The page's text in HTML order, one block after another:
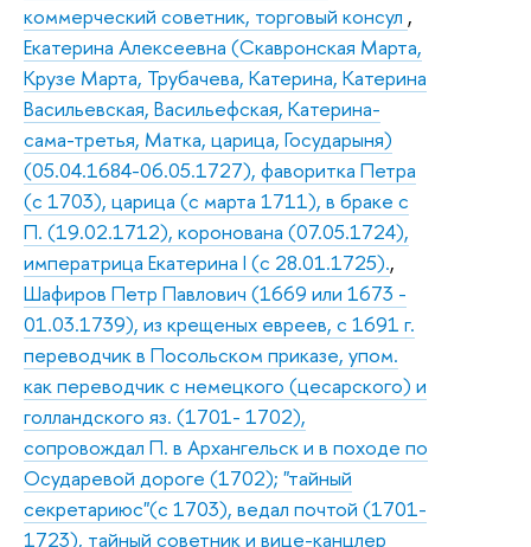
коммерческий советник, торговый консул ,
Екатерина Алексеевна (Скавронская Марта,
Крузе Марта, Трубачева, Катерина, Катерина
Васильевская, Васильефская, Катерина-
сама-третья, Матка, царица, Государыня)
(05.04.1684-06.05.1727), фаворитка Петра
(с 1703), царица (с марта 1711), в браке с
П. (19.02.1712), коронована (07.05.1724),
императрица Екатерина I (с 28.01.1725).,
Шафиров Петр Павлович (1669 или 1673 -
01.03.1739), из крещеных евреев, с 1691 г.
переводчик в Посольском приказе, упом.
как переводчик с немецкого (цесарского) и
голландского яз. (1701- 1702),
сопровождал П. в Архангельск и в походе по
Осударевой дороге (1702); "тайный
секретариюс"(с 1703), ведал почтой (1701-
1723), тайный советник и вице-канцлер